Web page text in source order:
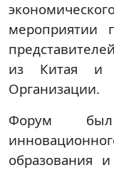
мероприятии
из Китая и
Организации.
Форум
образования